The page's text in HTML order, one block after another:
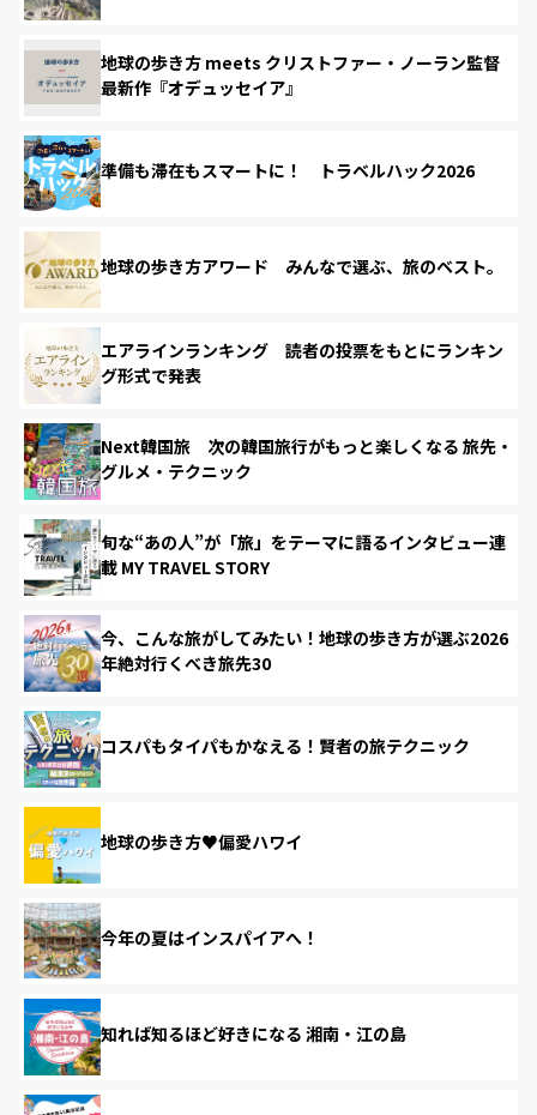
地球の歩き方 meets クリストファー・ノーラン監督
最新作『オデュッセイア』
準備も滞在もスマートに！ トラベルハック2026
地球の歩き方アワード みんなで選ぶ、旅のベスト。
エアラインランキング 読者の投票をもとにランキン
グ形式で発表
Next韓国旅 次の韓国旅行がもっと楽しくなる 旅先・
グルメ・テクニック
旬な“あの人”が「旅」をテーマに語るインタビュー連
載 MY TRAVEL STORY
今、こんな旅がしてみたい！地球の歩き方が選ぶ2026
年絶対行くべき旅先30
コスパもタイパもかなえる！賢者の旅テクニック
地球の歩き方♥偏愛ハワイ
今年の夏はインスパイアへ！
知れば知るほど好きになる 湘南・江の島